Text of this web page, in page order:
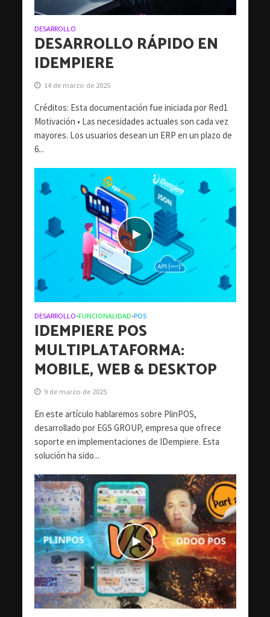
DESARROLLO
DESARROLLO RÁPIDO EN
IDEMPIERE
14 de marzo de 2025
Créditos: Esta documentación fue iniciada por Red1
Motivación • Las necesidades actuales son cada vez
mayores. Los usuarios desean un ERP en un plazo de
6...
DESARROLLO•FUNCIONALIDAD•POS
IDEMPIERE POS
MULTIPLATAFORMA:
MOBILE, WEB & DESKTOP
9 de marzo de 2025
En este artículo hablaremos sobre PlinPOS,
desarrollado por EGS GROUP, empresa que ofrece
soporte en implementaciones de IDempiere. Esta
solución ha sido...